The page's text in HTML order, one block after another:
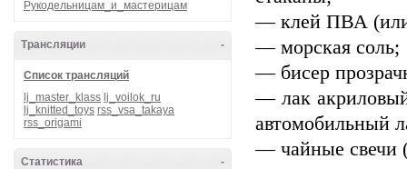
Рукодельницам_и_мастерицам
-
Трансляции
Список трансляций
lj_master_klass lj_voilok_ru
lj_knitted_toys rss_vsa_takaya
rss_origami
-
Статистика
— клей ПВА (или
— морская соль;
— бисер
— лак
автомобильный
— чайные свечи